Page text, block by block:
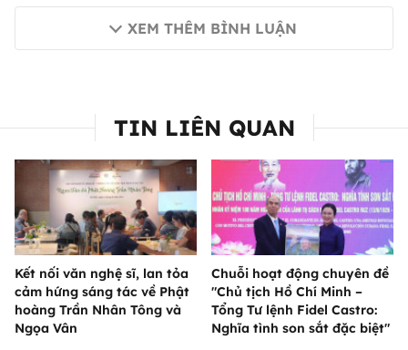
XEM THÊM BÌNH LUẬN
TIN LIÊN QUAN
Kết nối văn nghệ sĩ, lan tỏa
cảm hứng sáng tác về Phật
hoàng Trần Nhân Tông và
Ngọa Vân
Chuỗi hoạt động chuyên đề
"Chủ tịch Hồ Chí Minh –
Tổng Tư lệnh Fidel Castro:
Nghĩa tình son sắt đặc biệt"